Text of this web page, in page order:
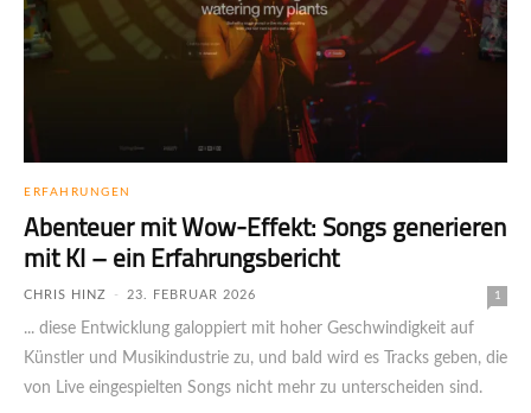
ERFAHRUNGEN
Abenteuer mit Wow-Effekt: Songs generieren
mit KI – ein Erfahrungsbericht
CHRIS HINZ - 23. FEBRUAR 2026 1
... diese Entwicklung galoppiert mit hoher Geschwindigkeit auf
Künstler und Musikindustrie zu, und bald wird es Tracks geben, die
von Live eingespielten Songs nicht mehr zu unterscheiden sind.